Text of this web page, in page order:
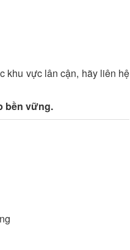
khu vực lân cận, hãy liên hệ
bền vững.